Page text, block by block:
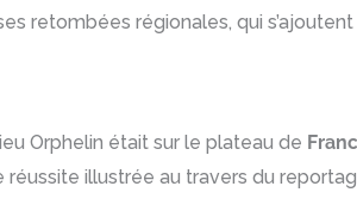
retombées régionales, qui s’ajoutent
Orphelin était sur le plateau de
illustrée au travers du